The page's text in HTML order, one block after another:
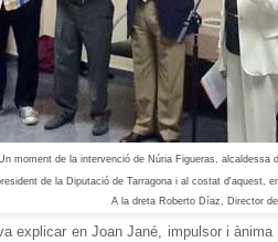
moment de la intervenció de Núria Figueras, alcaldessa
de la Diputació de Tarragona i al costat d'aquest,
A la dreta Roberto Díaz, Director
explicar en Joan Jané, impulsor i ànima